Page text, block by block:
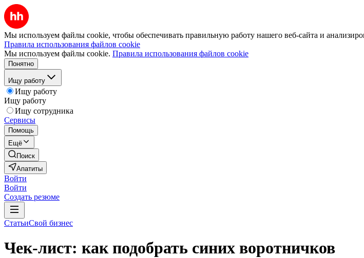
Мы используем файлы cookie, чтобы обеспечивать правильную работу нашего веб-сайта и
Правила использования файлов cookie
Мы используем файлы cookie. Правила использования файлов cookie
Понятно
Ищу работу
Ищу работу
Ищу работу
Ищу сотрудника
Сервисы
Помощь
Ещё
Поиск
Апатиты
Войти
Войти
Создать резюме
СтатьиСвой бизнес
Чек-лист: как подобрать синих воротничков